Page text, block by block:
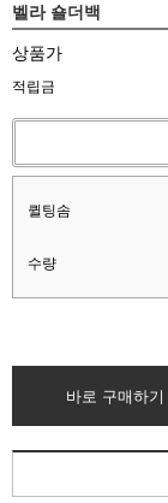
벨라 숄더백
상품가
적립금
퀼팅솜
수량
바로 구매하기